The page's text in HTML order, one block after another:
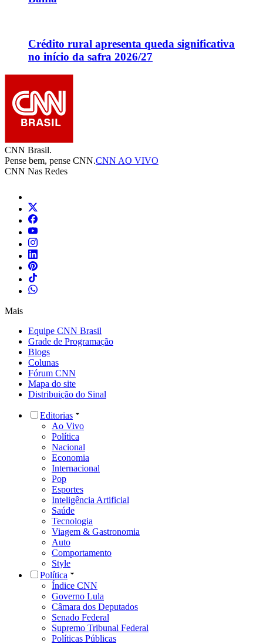
Crédito rural apresenta queda significativa
no início da safra 2026/27
CNN Brasil.
Pense bem, pense CNN.CNN AO VIVO
CNN Nas Redes
Mais
Equipe CNN Brasil
Grade de Programação
Blogs
Colunas
Fórum CNN
Mapa do site
Distribuição do Sinal
Editorias
Ao Vivo
Política
Nacional
Economia
Internacional
Pop
Esportes
Inteligência Artificial
Saúde
Tecnologia
Viagem & Gastronomia
Auto
Comportamento
Style
Política
Índice CNN
Governo Lula
Câmara dos Deputados
Senado Federal
Supremo Tribunal Federal
Políticas Públicas